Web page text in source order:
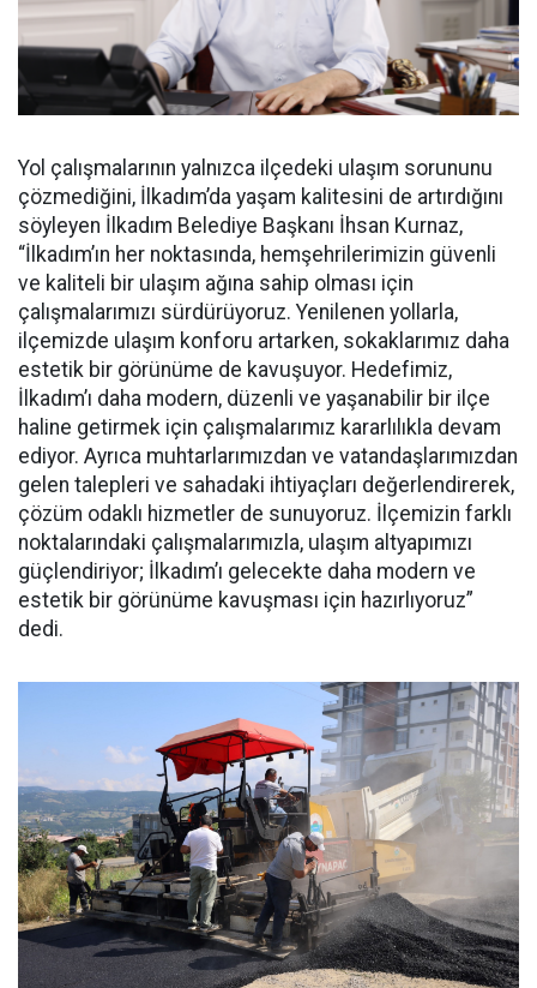
Yol çalışmalarının yalnızca ilçedeki ulaşım sorununu
çözmediğini, İlkadım’da yaşam kalitesini de artırdığını
söyleyen İlkadım Belediye Başkanı İhsan Kurnaz,
“İlkadım’ın her noktasında, hemşehrilerimizin güvenli
ve kaliteli bir ulaşım ağına sahip olması için
çalışmalarımızı sürdürüyoruz. Yenilenen yollarla,
ilçemizde ulaşım konforu artarken, sokaklarımız daha
estetik bir görünüme de kavuşuyor. Hedefimiz,
İlkadım’ı daha modern, düzenli ve yaşanabilir bir ilçe
haline getirmek için çalışmalarımız kararlılıkla devam
ediyor. Ayrıca muhtarlarımızdan ve vatandaşlarımızdan
gelen talepleri ve sahadaki ihtiyaçları değerlendirerek,
çözüm odaklı hizmetler de sunuyoruz. İlçemizin farklı
noktalarındaki çalışmalarımızla, ulaşım altyapımızı
güçlendiriyor; İlkadım’ı gelecekte daha modern ve
estetik bir görünüme kavuşması için hazırlıyoruz”
dedi.